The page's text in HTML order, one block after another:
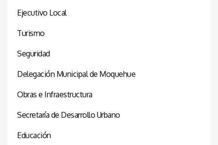
Ejecutivo Local
Turismo
Seguridad
Delegación Municipal de Moquehue
Obras e Infraestructura
Secretaría de Desarrollo Urbano
Educación